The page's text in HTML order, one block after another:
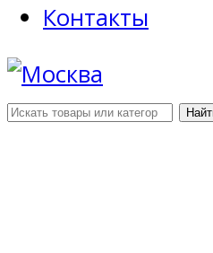
Контакты